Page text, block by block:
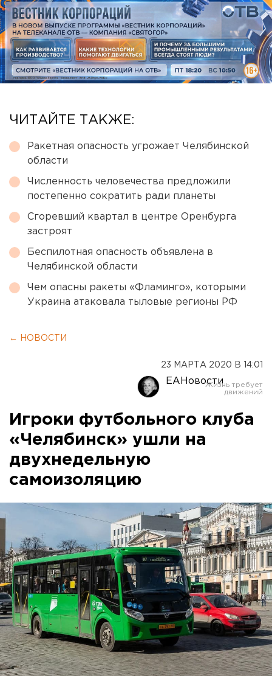
ЧИТАЙТЕ ТАКЖЕ:
Ракетная опасность угрожает Челябинской
области
Численность человечества предложили
постепенно сократить ради планеты
Сгоревший квартал в центре Оренбурга
застроят
Беспилотная опасность объявлена в
Челябинской области
Чем опасны ракеты «Фламинго», которыми
Украина атаковала тыловые регионы РФ
← НОВОСТИ
23 МАРТА 2020 В 14:01
ЕАНовости
Игроки футбольного клуба
«Челябинск» ушли на
двухнедельную
самоизоляцию